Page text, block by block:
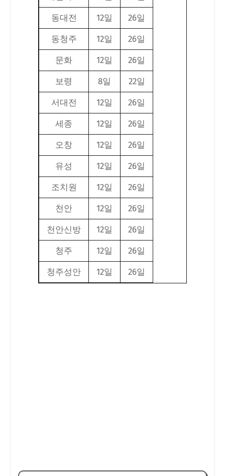
동대전
12일
26일
동청주
12일
26일
문화
12일
26일
보령
8일
22일
서대전
12일
26일
세종
12일
26일
오창
12일
26일
유성
12일
26일
조치원
12일
26일
천안
12일
26일
천안신방
12일
26일
청주
12일
26일
청주성안
12일 26일